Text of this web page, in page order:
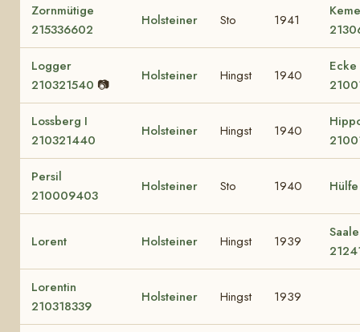
Zornmütige
215336602
Holsteiner Sto 1941
Logger
210321540 📷
Holsteiner Hingst 1940
Ecke
Lossberg I
210321440
Holsteiner Hingst 1940
Persil
210009403
Holsteiner Sto 1940 Hülfe
Lorent Holsteiner Hingst 1939
Saale
Lorentin
210318339
Holsteiner Hingst 1939